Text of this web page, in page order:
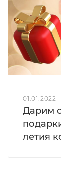
01.01.2022
Дарим
летия